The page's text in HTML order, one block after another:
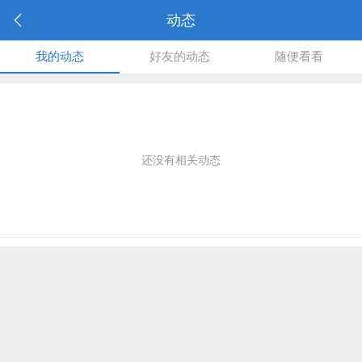
动态
我的动态 好友的动态 随便看看
还没有相关动态